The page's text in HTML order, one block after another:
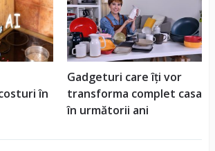
în
Gadgeturi care îți vor
transforma complet casa
în următorii ani